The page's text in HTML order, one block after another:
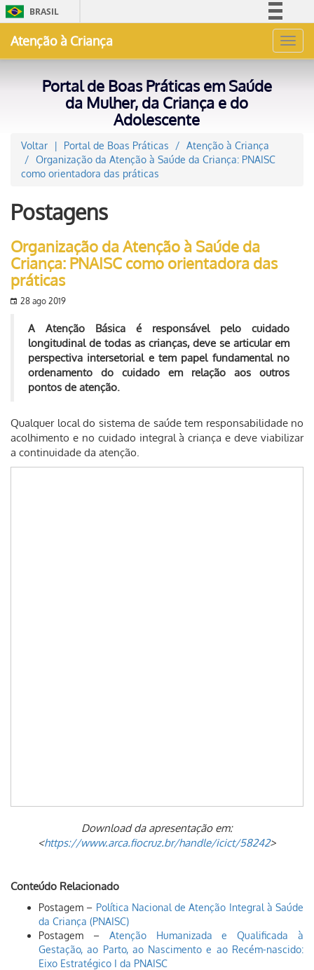
BRASIL
Acesso à informação
Canais
Atenção à Criança
Portal de Boas Práticas em Saúde
da Mulher, da Criança e do
Adolescente
Voltar Portal de Boas Práticas
Atenção à Criança
Organização da Atenção à Saúde da Criança: PNAISC
como orientadora das práticas
Postagens
Organização da Atenção à Saúde da
Criança: PNAISC como orientadora das
práticas
28 ago 2019
A Atenção Básica é responsável pelo cuidado
longitudinal de todas as crianças, deve se articular em
perspectiva intersetorial e tem papel fundamental no
ordenamento do cuidado em relação aos outros
pontos de atenção.
Qualquer local do sistema de saúde tem responsabilidade no
acolhimento e no cuidado integral à criança e deve viabilizar
a continuidade da atenção.
Download da apresentação em:
<https://www.arca.fiocruz.br/handle/icict/58242>
Conteúdo Relacionado
Postagem – Política Nacional de Atenção Integral à Saúde
da Criança (PNAISC)
Postagem – Atenção Humanizada e Qualificada à
Gestação, ao Parto, ao Nascimento e ao Recém-nascido:
Eixo Estratégico I da PNAISC